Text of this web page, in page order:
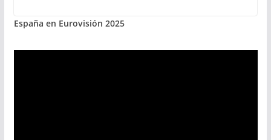
España en Eurovisión 2025